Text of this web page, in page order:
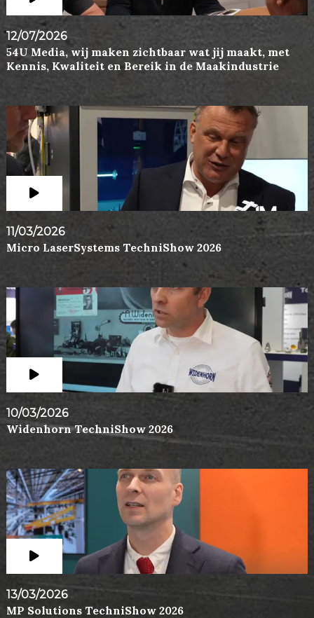
12/07/2026
54U Media, wij maken zichtbaar wat jij maakt, met
Kennis, Kwaliteit en Bereik in de Maakindustrie
11/03/2026
Micro LaserSystems TechniShow 2026
10/03/2026
Widenhorn TechniShow 2026
13/03/2026
MP Solutions TechniShow 2026